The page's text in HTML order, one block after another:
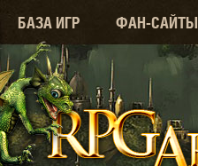
БАЗА ИГР ФАН-САЙТЫ